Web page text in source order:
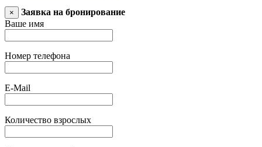
×
Заявка на бронирование
Ваше имя
Номер телефона
E-Mail
Количество взрослых